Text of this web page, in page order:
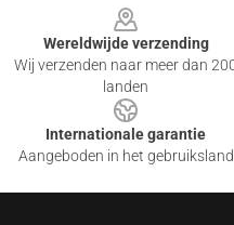
Wereldwijde verzending
Wij verzenden naar meer dan
landen
Internationale garantie
Aangeboden in het gebruiksland